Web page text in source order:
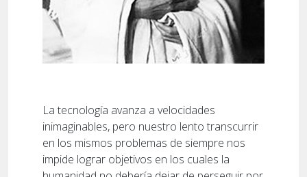
La tecnología avanza a velocidades
inimaginables, pero nuestro lento transcurrir
en los mismos problemas de siempre nos
impide lograr objetivos en los cuales la